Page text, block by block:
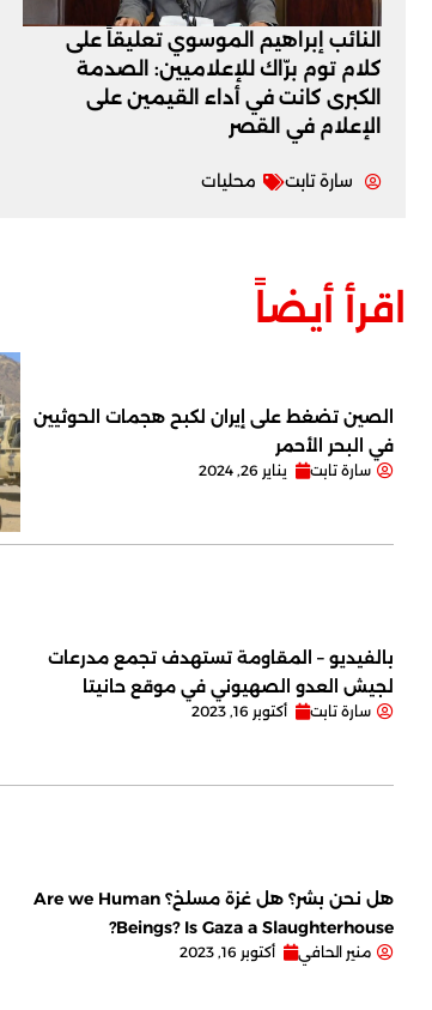
النائب إبراهيم الموسوي تعليقاً على
كلام توم برّاك للإعلاميين: الصدمة
الكبرى كانت في أداء القيمين على
‏الإعلام في القصر
سارة تابت محليات
اقرأ أيضاً
الصين تضغط على إيران لكبح هجمات الحوثيين
في البحر الأحمر
سارة تابت يناير 26, 2024
بالفيديو – المقاومة تستهدف تجمع مدرعات
لجيش العدو الصهيوني في موقع حانيتا
سارة تابت أكتوبر 16, 2023
هل نحن بشر؟ هل غزة مسلخ؟ Are we Human
Beings? Is Gaza a Slaughterhouse?
منير الحافي أكتوبر 16, 2023